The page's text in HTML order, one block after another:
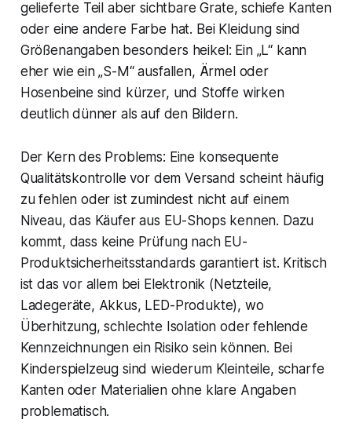
gelieferte Teil aber sichtbare Grate, schiefe Kanten
oder eine andere Farbe hat. Bei Kleidung sind
Größenangaben besonders heikel: Ein „L“ kann
eher wie ein „S-M“ ausfallen, Ärmel oder
Hosenbeine sind kürzer, und Stoffe wirken
deutlich dünner als auf den Bildern.
Der Kern des Problems: Eine konsequente
Qualitätskontrolle vor dem Versand scheint häufig
zu fehlen oder ist zumindest nicht auf einem
Niveau, das Käufer aus EU-Shops kennen. Dazu
kommt, dass keine Prüfung nach EU-
Produktsicherheitsstandards garantiert ist. Kritisch
ist das vor allem bei Elektronik (Netzteile,
Ladegeräte, Akkus, LED-Produkte), wo
Überhitzung, schlechte Isolation oder fehlende
Kennzeichnungen ein Risiko sein können. Bei
Kinderspielzeug sind wiederum Kleinteile, scharfe
Kanten oder Materialien ohne klare Angaben
problematisch.